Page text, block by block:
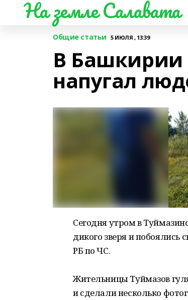
На земле Салавата
Общие статьи 5 ИЮЛЯ , 13:39
В Башкирии
напугал
Сегодня утром в
дикого зверя и побоялись
РБ по ЧС.
Жительницы Туймазов
и сделали несколько